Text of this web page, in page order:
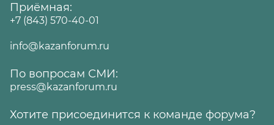
Приёмная:
+7 (843) 570-40-01
info@kazanforum.ru
По вопросам СМИ:
press@kazanforum.ru
Хотите присоединится к команде форума?